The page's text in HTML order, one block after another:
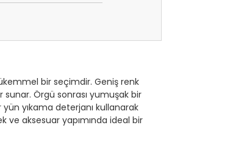
bir seçimdir. Geniş renk
Örgü sonrası yumuşak bir
yıkama deterjanı kullanarak
ve aksesuar yapımında ideal bir